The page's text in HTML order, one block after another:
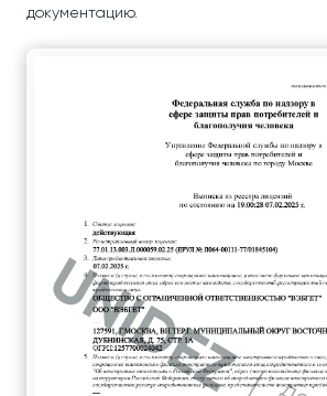
документацию.